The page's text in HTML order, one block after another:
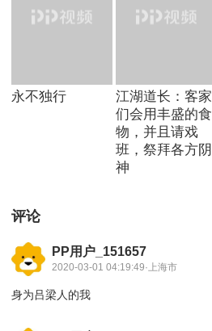
永不独行
江湖道长：客家
们会用丰盛的食
物，并且请戏
班，祭拜各方阴
神
评论
PP用户_151657
2020-03-01 04:19:49·上海市
身为吕梁人的我